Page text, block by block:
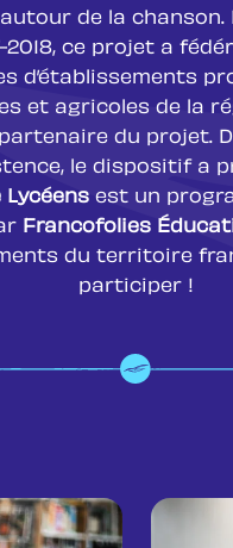
de la chanson.
2018, ce projet a
d’établissements
et agricoles de la
du projet.
le dispositif a
Lycéens est un
Francofolies
du territoire
participer !